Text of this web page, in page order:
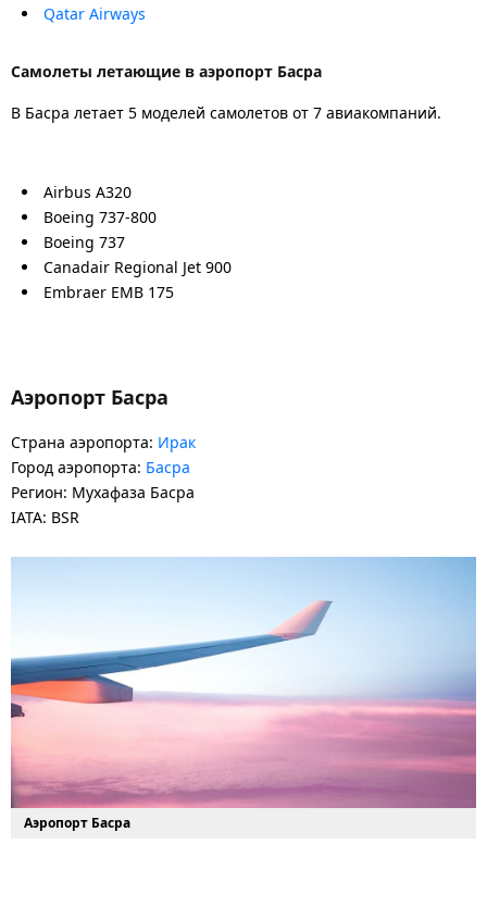
Qatar Airways
Самолеты летающие в аэропорт Басра
В Басра летает 5 моделей самолетов от 7 авиакомпаний.
Airbus A320
Boeing 737-800
Boeing 737
Canadair Regional Jet 900
Embraer EMB 175
Аэропорт Басра
Страна аэропорта: Ирак
Город аэропорта: Басра
Регион: Мухафаза Басра
IATA: BSR
Аэропорт Басра